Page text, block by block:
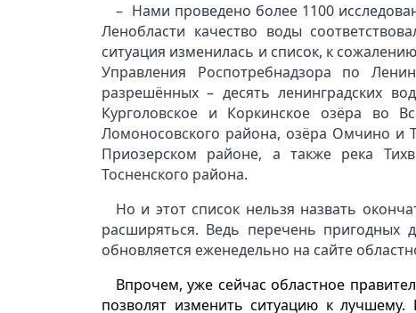
– Нами проведено более 1100
Ленобласти качество воды
ситуация изменилась и список, к
Управления Роспотребнадзора по
разрешённых – десять ленинградских
Курголовское и Коркинское озёра во
Ломоносовского района, озёра Омчино и
Приозерском районе, а также река
Тосненского района.
Но и этот список нельзя назвать
расширяться. Ведь перечень пригодных
обновляется еженедельно на сайте
Впрочем, уже сейчас областное
позволят изменить ситуацию к